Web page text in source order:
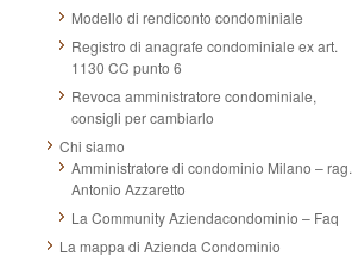
Modello di rendiconto condominiale
Registro di anagrafe condominiale ex art.
1130 CC punto 6
Revoca amministratore condominiale,
consigli per cambiarlo
Chi siamo
Amministratore di condominio Milano – rag.
Antonio Azzaretto
La Community Aziendacondominio – Faq
La mappa di Azienda Condominio